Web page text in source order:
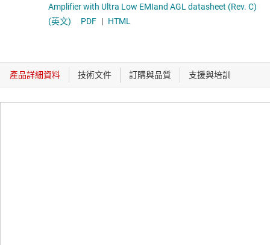
Amplifier with Ultra Low EMIand AGL datasheet (Rev. C)
(英文)
PDF | HTML